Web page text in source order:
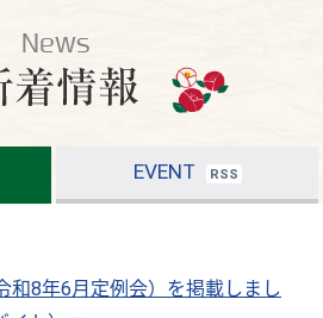
EVENT RSS
和8年6月定例会）を掲載しまし